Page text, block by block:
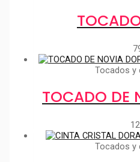
Tocados y
TOCADO DE
Tocados y